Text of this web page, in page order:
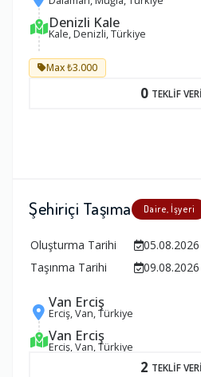
Denizli Kale
Kale, Denizli, Türkiye
Max ₺3.000
0 TEKLİF
Şehiriçi Taşıma Daire, İşyeri
Oluşturma Tarihi
Taşınma Tarihi
09.08.2026
Van Erciş
Erciş, Van, Türkiye
Van Erciş
Erciş, Van, Türkiye
2 TEKLİF